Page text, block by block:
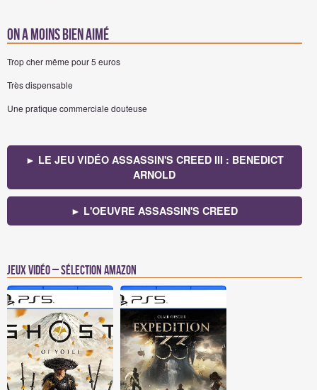
On a moins bien aimé
Trop cher même pour 5 euros
Très dispensable
Une pratique commerciale douteuse
► LE JEU VIDÉO ASSASSIN'S CREED III : BENEDICT
ARNOLD
► L'OEUVRE ASSASSIN'S CREED
Jeux vidéo – Sélection Amazon